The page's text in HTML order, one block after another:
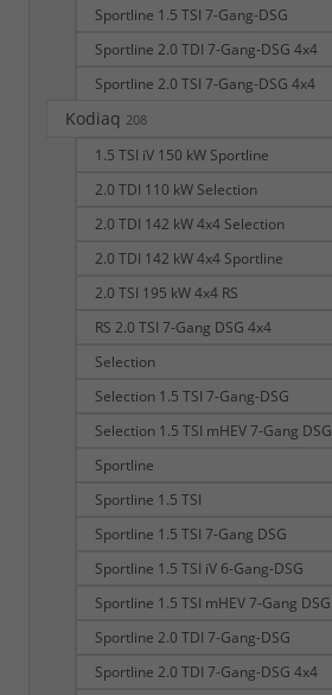
Sportline 1.5 TSI 7-Gang-DSG
Sportline 2.0 TDI 7-Gang-DSG 4x4
Sportline 2.0 TSI 7-Gang-DSG 4x4
Kodiaq 208
1.5 TSI iV 150 kW Sportline
2.0 TDI 110 kW Selection
2.0 TDI 142 kW 4x4 Selection
2.0 TDI 142 kW 4x4 Sportline
2.0 TSI 195 kW 4x4 RS
RS 2.0 TSI 7-Gang DSG 4x4
Selection
Selection 1.5 TSI 7-Gang-DSG
Selection 1.5 TSI mHEV 7-Gang DSG
Sportline
Sportline 1.5 TSI
Sportline 1.5 TSI 7-Gang DSG
Sportline 1.5 TSI iV 6-Gang-DSG
Sportline 1.5 TSI mHEV 7-Gang DSG
Sportline 2.0 TDI 7-Gang-DSG
Sportline 2.0 TDI 7-Gang-DSG 4x4